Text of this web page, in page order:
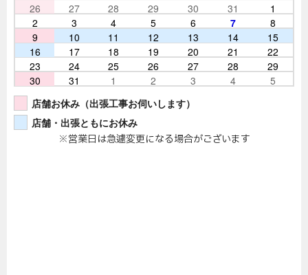
26 27 28 29 30 31
1
2
3 4 5 6 7
8
9
10 11 12 13 14
15
16
17 18 19 20 21
22
23
24 25 26 27 28
29
30
31 1 2 3 4
5
店舗お休み（出張工事お伺いします）
店舗・出張ともにお休み
※営業日は急遽変更になる場合がございます